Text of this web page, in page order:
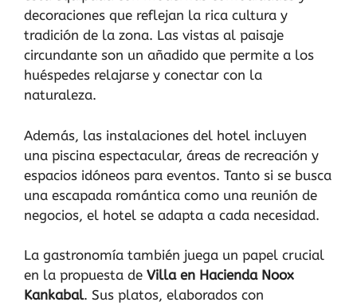
decoraciones que reflejan la rica cultura y
tradición de la zona. Las vistas al paisaje
circundante son un añadido que permite a los
huéspedes relajarse y conectar con la
naturaleza.
Además, las instalaciones del hotel incluyen
una piscina espectacular, áreas de recreación y
espacios idóneos para eventos. Tanto si se busca
una escapada romántica como una reunión de
negocios, el hotel se adapta a cada necesidad.
La gastronomía también juega un papel crucial
en la propuesta de Villa en Hacienda Noox
Kankabal. Sus platos, elaborados con